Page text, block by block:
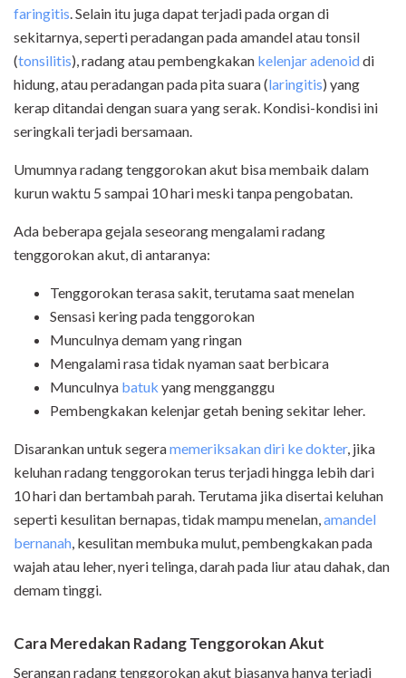
faringitis. Selain itu juga dapat terjadi pada organ di
sekitarnya, seperti peradangan pada amandel atau tonsil
(tonsilitis), radang atau pembengkakan kelenjar adenoiddi
hidung, atau peradangan pada pita suara (laringitis) yang
kerap ditandai dengan suara yang serak. Kondisi-kondisi ini
seringkali terjadi bersamaan.
Umumnya radang tenggorokan akut bisa membaik dalam
kurun waktu 5 sampai 10 hari meski tanpa pengobatan.
Ada beberapa gejala seseorang mengalami radang
tenggorokan akut, di antaranya:
Tenggorokan terasa sakit, terutama saat menelan
Sensasi kering pada tenggorokan
Munculnya demam yang ringan
Mengalami rasa tidak nyaman saat berbicara
Munculnya batuk yang mengganggu
Pembengkakan kelenjar getah bening sekitar leher.
Disarankan untuk segeramemeriksakan diri ke dokter, jika
keluhan radang tenggorokan terus terjadi hingga lebih dari
10 hari dan bertambah parah. Terutama jika disertai keluhan
seperti kesulitan bernapas, tidak mampu menelan,amandel
bernanah, kesulitan membuka mulut, pembengkakan pada
wajah atau leher, nyeri telinga, darah pada liur atau dahak, dan
demam tinggi.
Cara Meredakan Radang Tenggorokan Akut
Serangan radang tenggorokan akut biasanya hanya terjadi